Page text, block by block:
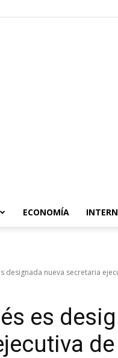
ECONOMÍA
designada nueva secretaria
es